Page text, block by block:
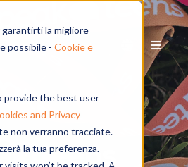
la migliore
possibile - Cookie e
provide the best user
and Privacy
non verranno tracciate.
la tua preferenza.
Teens